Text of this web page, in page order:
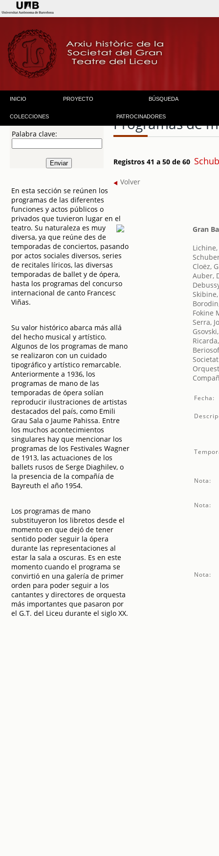
INICIO PROYECTO BÚSQUEDA
COLECCIONES PATROCINADORES
Palabra clave:
En esta sección se reúnen los
programas de las diferentes
funciones y actos públicos o
privados que tuvieron lugar en el
teatro. Su naturaleza es muy
diversa, ya que reúne des de
temporadas de conciertos, pasando
por actos sociales diversos, series
de recitales líricos, las diversas
temporadas de ballet y de ópera,
hasta los programas del concurso
internacional de canto Francesc
Viñas.
Su valor histórico abarca más allá
del hecho musical y artístico.
Algunos de los programas de mano
se realizaron con un cuidado
tipográfico y artístico remarcable.
Anteriormente a 1936, los
programas de mano de las
temporadas de ópera solían
reproducir ilustraciones de artistas
destacados del país, como Emili
Grau Sala o Jaume Pahissa. Entre
los muchos acontecimientos
singulares hay que mencionar los
programas de los Festivales Wagner
de 1913, las actuaciones de los
ballets rusos de Serge Diaghilev, o
la presencia de la compañía de
Bayreuth el año 1954.
Los programas de mano
substituyeron los libretos desde el
momento en que dejó de tener
sentido poder seguir la ópera
durante las representaciones al
estar la sala a oscuras. Es en este
momento cuando el programa se
convirtió en una galería de primer
orden para poder seguir a los
cantantes y directores de orquesta
más importantes que pasaron por
el G.T. del Liceu durante el siglo XX.
Programas de
Registros 41 a 50 de 60
Volver
Gran
Cloëz,
Auber,
Fokine
Serra,
Fecha:
Nota:
Nota:
Nota: